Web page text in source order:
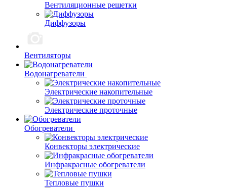
Вентиляционные решетки
Диффузоры
Вентиляторы
Водонагреватели
Электрические накопительные
Электрические проточные
Обогреватели
Конвекторы электрические
Инфракрасные обогреватели
Тепловые пушки